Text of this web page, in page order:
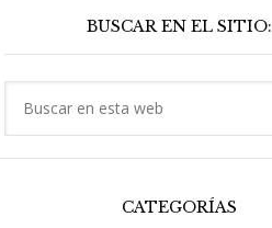
lateral
principal
BUSCAR EN EL SITIO:
CATEGORÍAS